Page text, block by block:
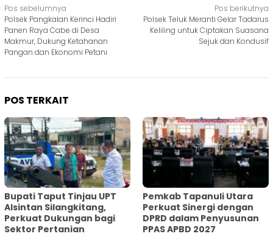
Navigasi
pos
Pos sebelumnya
Polsek Pangkalan Kerinci Hadiri
Panen Raya Cabe di Desa
Makmur, Dukung Ketahanan
Pangan dan Ekonomi Petani
Pos berikutnya
Polsek Teluk Meranti Gelar Tadarus
Keliling untuk Ciptakan Suasana
Sejuk dan Kondusif
POS TERKAIT
Bupati Taput Tinjau UPT
Alsintan Silangkitang,
Perkuat Dukungan bagi
Sektor Pertanian
Pemkab Tapanuli Utara
Perkuat Sinergi dengan
DPRD dalam Penyusunan
PPAS APBD 2027